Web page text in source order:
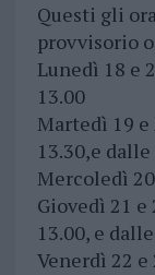
Questi gli
provvisorio
Lunedì 18 e
13.00
Martedì 19 e
13.30,e
Mercoledì
Giovedì 21 e
13.00, e
Venerdì 22 e